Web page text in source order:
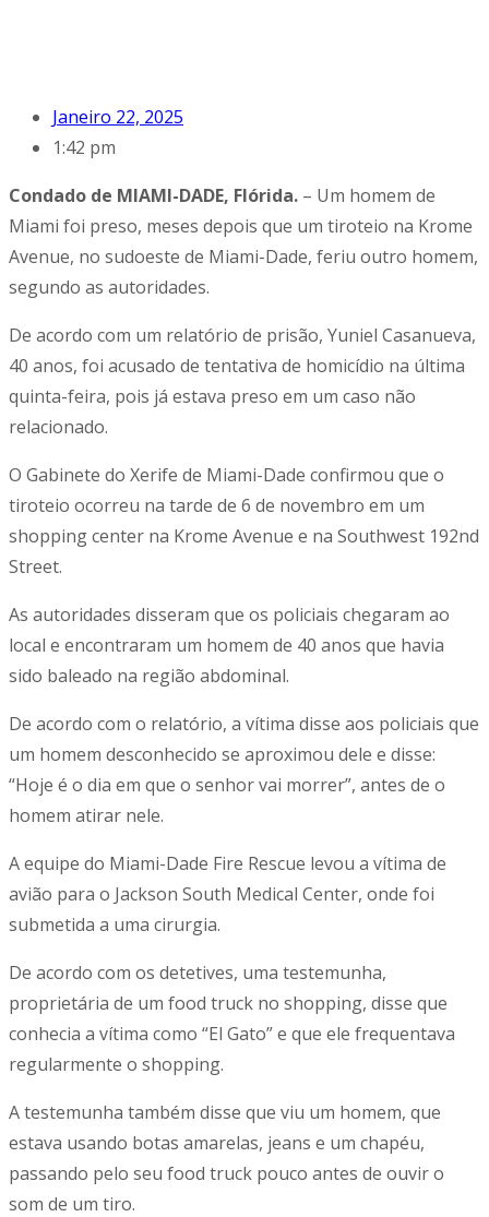
Janeiro 22, 2025
1:42 pm
Condado de MIAMI-DADE, Flórida. – Um homem de
Miami foi preso, meses depois que um tiroteio na Krome
Avenue, no sudoeste de Miami-Dade, feriu outro homem,
segundo as autoridades.
De acordo com um relatório de prisão, Yuniel Casanueva,
40 anos, foi acusado de tentativa de homicídio na última
quinta-feira, pois já estava preso em um caso não
relacionado.
O Gabinete do Xerife de Miami-Dade confirmou que o
tiroteio ocorreu na tarde de 6 de novembro em um
shopping center na Krome Avenue e na Southwest 192nd
Street.
As autoridades disseram que os policiais chegaram ao
local e encontraram um homem de 40 anos que havia
sido baleado na região abdominal.
De acordo com o relatório, a vítima disse aos policiais que
um homem desconhecido se aproximou dele e disse:
“Hoje é o dia em que o senhor vai morrer”, antes de o
homem atirar nele.
A equipe do Miami-Dade Fire Rescue levou a vítima de
avião para o Jackson South Medical Center, onde foi
submetida a uma cirurgia.
De acordo com os detetives, uma testemunha,
proprietária de um food truck no shopping, disse que
conhecia a vítima como “El Gato” e que ele frequentava
regularmente o shopping.
A testemunha também disse que viu um homem, que
estava usando botas amarelas, jeans e um chapéu,
passando pelo seu food truck pouco antes de ouvir o
som de um tiro.